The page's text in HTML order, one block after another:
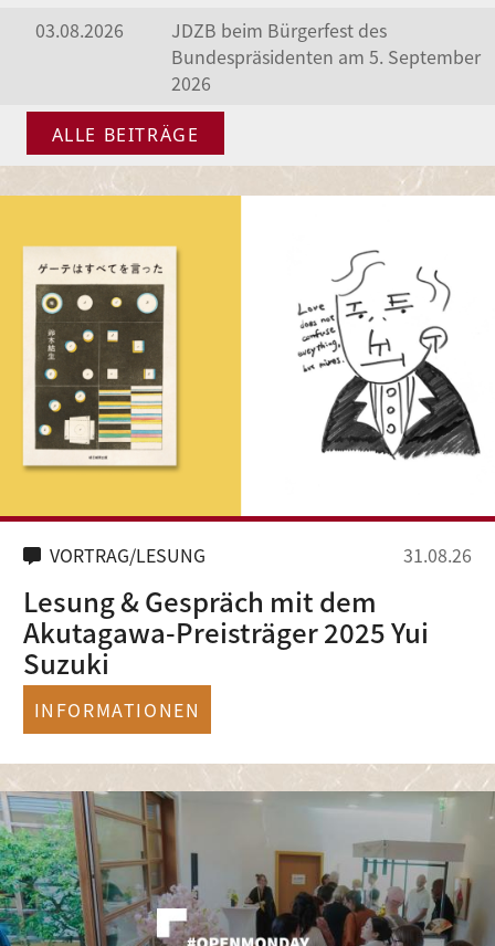
03.08.2026
JDZB beim Bürgerfest des
Bundespräsidenten am 5. September
2026
ALLE BEITRÄGE
VORTRAG/LESUNG 31.08.26
Lesung & Gespräch mit dem
Akutagawa-Preisträger 2025 Yui
Suzuki
INFORMATIONEN